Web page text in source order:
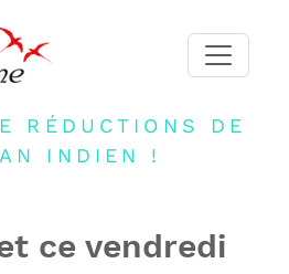
RÉDUCTIONS DE
INDIEN !
ce vendredi